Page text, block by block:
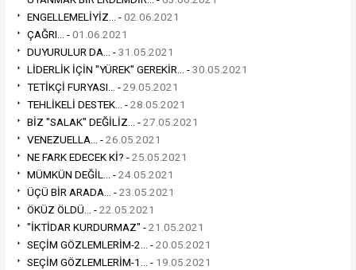
ENGELLEMELİYİZ... -02.06.2021
ÇAĞRI... -01.06.2021
DUYURULUR DA... -31.05.2021
LİDERLİK İÇİN "YÜREK" GEREKİR... -30.05.2021
TETİKÇİ FURYASI... -29.05.2021
TEHLİKELİ DESTEK... -28.05.2021
BİZ "SALAK" DEĞİLİZ... -27.05.2021
VENEZUELLA... -26.05.2021
NE FARK EDECEK Kİ? -25.05.2021
MÜMKÜN DEĞİL... -24.05.2021
ÜÇÜ BİR ARADA... -23.05.2021
ÖKÜZ ÖLDÜ... -22.05.2021
"İKTİDAR KURDURMAZ" -21.05.2021
SEÇİM GÖZLEMLERİM-2... -20.05.2021
SEÇİM GÖZLEMLERİM-1... - 19.05.2021